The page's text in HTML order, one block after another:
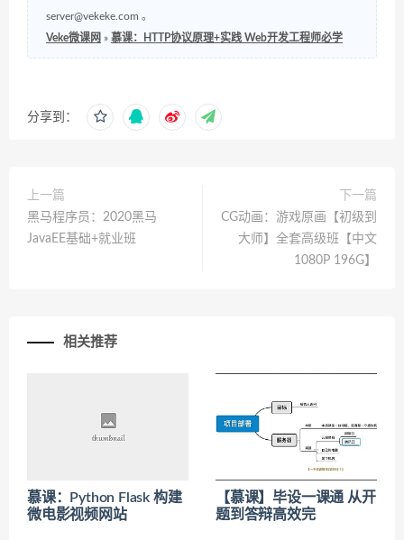
server@vekeke.com 。
Veke微课网 » 慕课：HTTP协议原理+实践 Web开发工程师必学
分享到：
上一篇
黑马程序员：2020黑马
JavaEE基础+就业班
下一篇
CG动画：游戏原画【初级到
大师】全套高级班【中文
1080P 196G】
相关推荐
慕课：Python Flask 构建
微电影视频网站
【慕课】毕设一课通 从开
题到答辩高效完